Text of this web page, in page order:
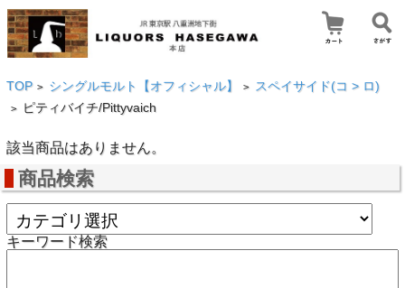
TOP > シングルモルト【オフィシャル】 > スペイサイド(コ > ロ)
> ピティバイチ/Pittyvaich
該当商品はありません。
商品検索
キーワード検索